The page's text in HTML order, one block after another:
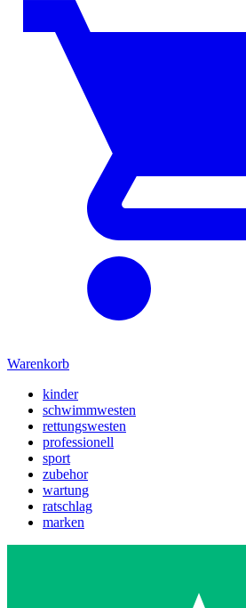
Warenkorb
kinder
schwimmwesten
rettungswesten
professionell
sport
zubehor
wartung
ratschlag
marken